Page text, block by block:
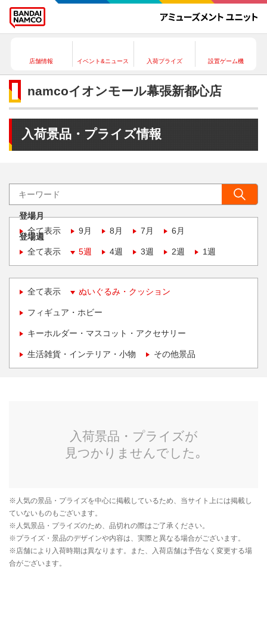
店舗情報 イベント&ニュース 入荷プライズ 設置ゲーム機
namcoイオンモール幕張新都心店
入荷景品・プライズ情報
登場月
全て表示
9月 8月 7月 6月
登場週
全て表示
5週 4週 3週 2週 1週
全て表示 ぬいぐるみ・クッション
フィギュア・ホビー
キーホルダー・マスコット・アクセサリー
生活雑貨・インテリア・小物 その他景品